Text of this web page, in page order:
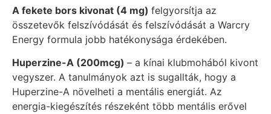
A fekete bors kivonat (4 mg) felgyorsítja az
összetevők felszívódását és felszívódását a Warcry
Energy formula jobb hatékonysága érdekében.
Huperzine-A (200mcg) – a kínai klubmohából kivont
vegyszer. A tanulmányok azt is sugallták, hogy a
Huperzine-A növelheti a mentális energiát. Az
energia-kiegészítés részeként több mentális erővel